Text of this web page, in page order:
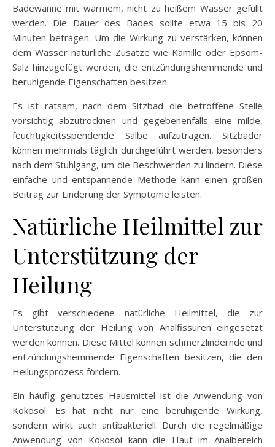
Badewanne mit warmem, nicht zu heißem Wasser gefüllt
werden. Die Dauer des Bades sollte etwa 15 bis 20
Minuten betragen. Um die Wirkung zu verstärken, können
dem Wasser natürliche Zusätze wie Kamille oder Epsom-
Salz hinzugefügt werden, die entzündungshemmende und
beruhigende Eigenschaften besitzen.
Es ist ratsam, nach dem Sitzbad die betroffene Stelle
vorsichtig abzutrocknen und gegebenenfalls eine milde,
feuchtigkeitsspendende Salbe aufzutragen. Sitzbäder
können mehrmals täglich durchgeführt werden, besonders
nach dem Stuhlgang, um die Beschwerden zu lindern. Diese
einfache und entspannende Methode kann einen großen
Beitrag zur Linderung der Symptome leisten.
Natürliche Heilmittel zur
Unterstützung der
Heilung
Es gibt verschiedene natürliche Heilmittel, die zur
Unterstützung der Heilung von Analfissuren eingesetzt
werden können. Diese Mittel können schmerzlindernde und
entzündungshemmende Eigenschaften besitzen, die den
Heilungsprozess fördern.
Ein häufig genutztes Hausmittel ist die Anwendung von
Kokosöl. Es hat nicht nur eine beruhigende Wirkung,
sondern wirkt auch antibakteriell. Durch die regelmäßige
Anwendung von Kokosöl kann die Haut im Analbereich